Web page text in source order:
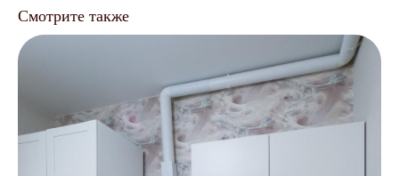
Смотрите также
недвижимостью
/Точный анализ рынка